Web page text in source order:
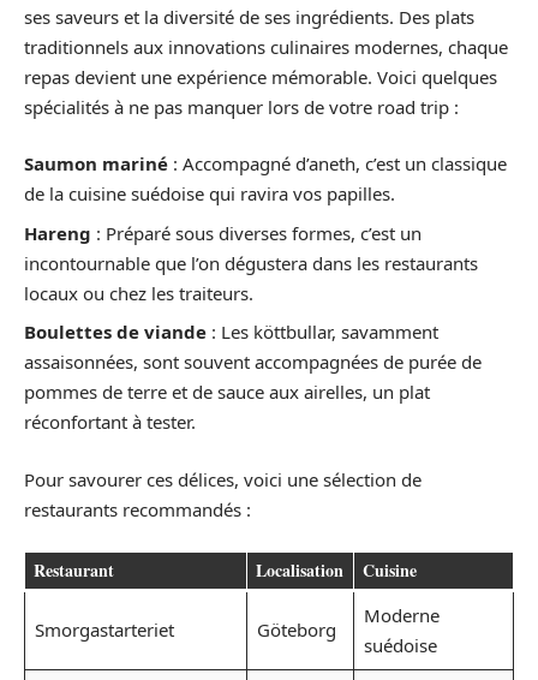
ses saveurs et la diversité de ses ingrédients. Des plats
traditionnels aux innovations culinaires modernes, chaque
repas devient une expérience mémorable. Voici quelques
spécialités à ne pas manquer lors de votre road trip :
Saumon mariné : Accompagné d’aneth, c’est un classique
de la cuisine suédoise qui ravira vos papilles.
Hareng : Préparé sous diverses formes, c’est un
incontournable que l’on dégustera dans les restaurants
locaux ou chez les traiteurs.
Boulettes de viande : Les köttbullar, savamment
assaisonnées, sont souvent accompagnées de purée de
pommes de terre et de sauce aux airelles, un plat
réconfortant à tester.
Pour savourer ces délices, voici une sélection de
restaurants recommandés :
Restaurant Localisation Cuisine
Smorgastarteriet Göteborg
Moderne
suédoise